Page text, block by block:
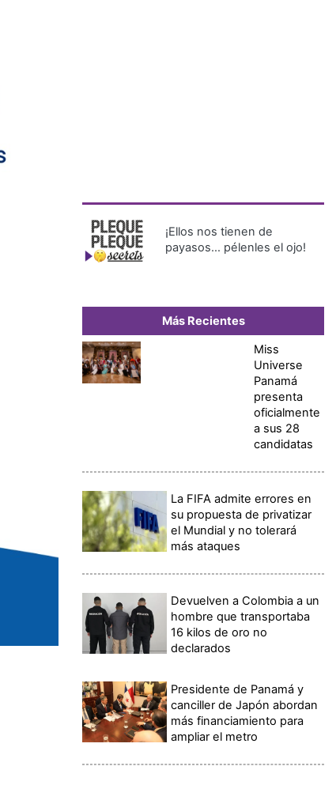
¡Ellos nos tienen de
payasos… pélenles el ojo!
Más Recientes
Miss
Universe
Panamá
presenta
oficialmente
a sus 28
candidatas
La FIFA admite errores en
su propuesta de privatizar
el Mundial y no tolerará
más ataques
Devuelven a Colombia a un
hombre que transportaba
16 kilos de oro no
declarados
Presidente de Panamá y
canciller de Japón abordan
más financiamiento para
ampliar el metro